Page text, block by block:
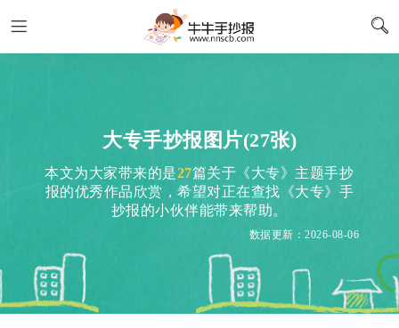
大专手抄报图片(27张)
本文为大家带来的是27篇关于《大专》主题手抄
报的优秀作品欣赏，希望对正在查找《大专》手
抄报的小伙伴能带来帮助。
数据更新：2026-08-06